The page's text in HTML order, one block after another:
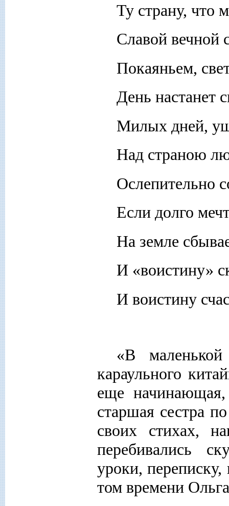
Ту страну, что
Славой вечной
Покаяньем,
День настанет
Милых дней,
Над страною
Ослепительно
Если долго
На земле
И «воистину»
И воистину
«В маленькой
караульного
еще
старшая сестра
своих стихах,
перебивались
уроки,
том времени